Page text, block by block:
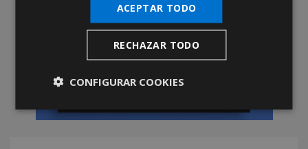
ACEPTAR TODO
RECHAZAR TODO
CONFIGURAR COOKIES